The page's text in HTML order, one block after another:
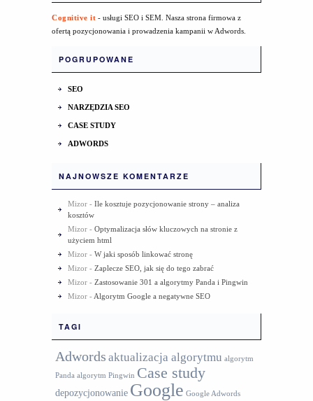
Cognitive it - usługi SEO i SEM. Nasza strona firmowa z
ofertą pozycjonowania i prowadzenia kampanii w Adwords.
POGRUPOWANE
SEO
NARZĘDZIA SEO
CASE STUDY
ADWORDS
NAJNOWSZE KOMENTARZE
Mizor - Ile kosztuje pozycjonowanie strony – analiza
kosztów
Mizor - Optymalizacja słów kluczowych na stronie z
użyciem html
Mizor - W jaki sposób linkować stronę
Mizor - Zaplecze SEO, jak się do tego zabrać
Mizor - Zastosowanie 301 a algorytmy Panda i Pingwin
Mizor - Algorytm Google a negatywne SEO
TAGI
Adwords aktualizacja algorytmu algorytm
Panda algorytm Pingwin Case study
depozycjonowanie Google Google Adwords